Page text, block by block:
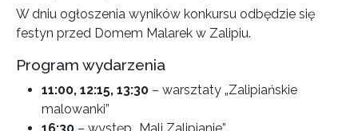
W dniu ogłoszenia wyników konkursu odbędzie się
festyn przed Domem Malarek w Zalipiu.
Program wydarzenia
11:00, 12:15, 13:30 – warsztaty „Zalipiańskie
malowanki”